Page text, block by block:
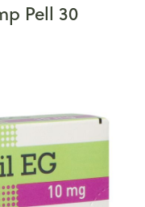
Pell 30